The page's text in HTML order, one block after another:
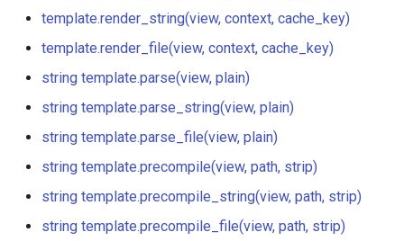
js-challenge
json
keyval
string
template.parse_file(view,
plain)
template.precompile(view,
path, strip, plain)
template.precompile_string(view,
path, strip)
template.render_string(view, context, cache_key)
template.render_file(view, context, cache_key)
string template.parse(view, plain)
string template.parse_string(view, plain)
string template.parse_file(view, plain)
string template.precompile(view, path, strip)
string template.precompile_string(view, path, strip)
string template.precompile_file(view, path, strip)